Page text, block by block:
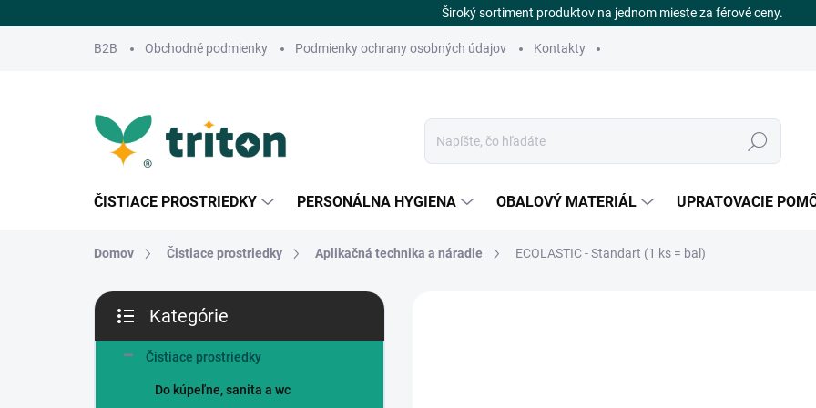
na
Široký sortiment produktov na jednom mieste za férové ceny.
B2B Obchodné podmienky Podmienky ochrany osobných údajov Kontakty
Hľadať
ČISTIACE PROSTRIEDKY PERSONÁLNA HYGIENA OBALOVÝ MATERIÁL UPRATOVACIE
Domov Čistiace prostriedky Aplikačná technika a náradie ECOLASTIC - Standart (1 ks = bal)
B
č
kategórie
Kategórie
Čistiace prostriedky
Do kúpeľne, sanita a wc